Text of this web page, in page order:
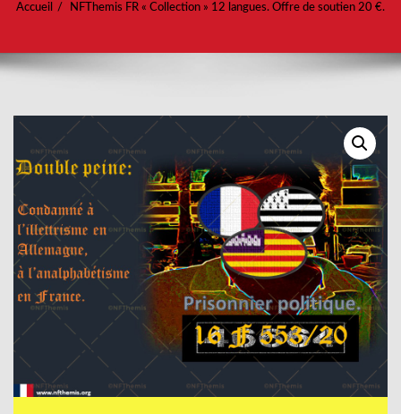
Accueil NFThemis FR « Collection » 12 langues. Offre de soutien 20 €.